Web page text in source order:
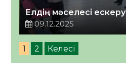
Елдің мәселесі
09.12.2025
1 2 Келесі